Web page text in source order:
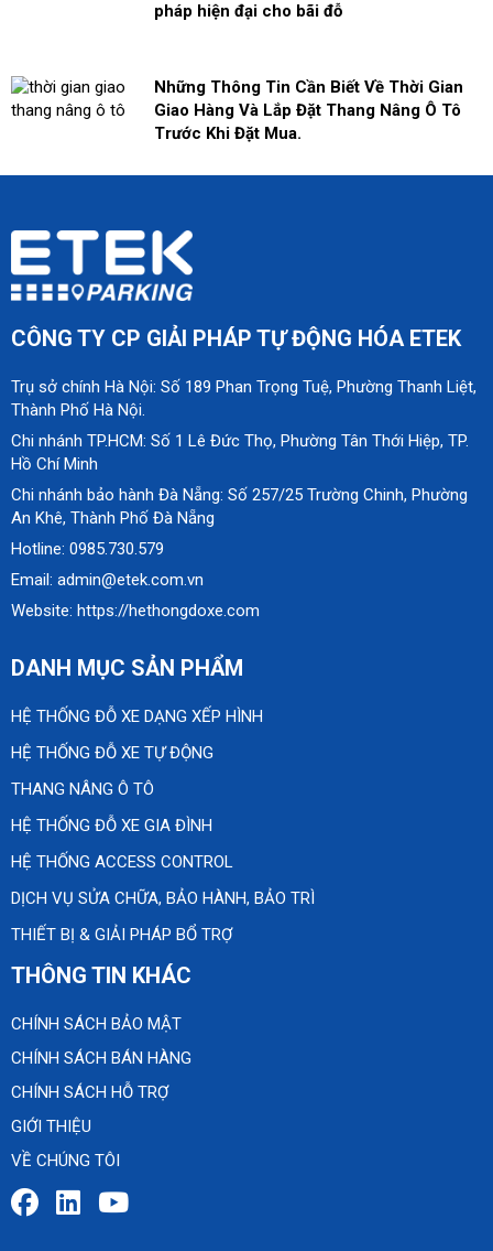
pháp hiện đại cho bãi đỗ
Những Thông Tin Cần Biết Về Thời Gian
Giao Hàng Và Lắp Đặt Thang Nâng Ô Tô
Trước Khi Đặt Mua.
CÔNG TY CP GIẢI PHÁP TỰ ĐỘNG HÓA ETEK
Trụ sở chính Hà Nội: Số 189 Phan Trọng Tuệ, Phường Thanh Liệt,
Thành Phố Hà Nội.
Chi nhánh TP.HCM: Số 1 Lê Đức Thọ, Phường Tân Thới Hiệp, TP.
Hồ Chí Minh
Chi nhánh bảo hành Đà Nẵng: Số 257/25 Trường Chinh, Phường
An Khê, Thành Phố Đà Nẵng
Hotline: 0985.730.579
Email: admin@etek.com.vn
Website: https://hethongdoxe.com
DANH MỤC SẢN PHẨM
HỆ THỐNG ĐỖ XE DẠNG XẾP HÌNH
HỆ THỐNG ĐỖ XE TỰ ĐỘNG
THANG NÂNG Ô TÔ
HỆ THỐNG ĐỖ XE GIA ĐÌNH
HỆ THỐNG ACCESS CONTROL
DỊCH VỤ SỬA CHỮA, BẢO HÀNH, BẢO TRÌ
THIẾT BỊ & GIẢI PHÁP BỔ TRỢ
THÔNG TIN KHÁC
CHÍNH SÁCH BẢO MẬT
CHÍNH SÁCH BÁN HÀNG
CHÍNH SÁCH HỖ TRỢ
GIỚI THIỆU
VỀ CHÚNG TÔI